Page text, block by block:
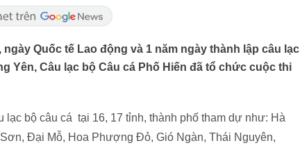
Quốc tế Lao động và 1 năm ngày thành lập câu lạc
Yên, Câu lạc bộ Câu cá Phố Hiến đã tổ chức cuộc thi
lạc bộ câu cá tại 16, 17 tỉnh, thành phố tham dự như: Hà
Đại Mỗ, Hoa Phượng Đỏ, Gió Ngàn, Thái Nguyên,